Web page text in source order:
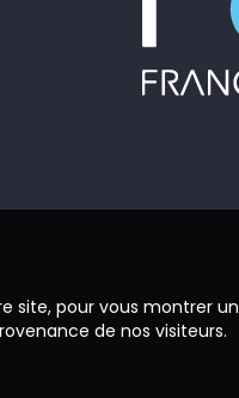
site, pour vous montrer un
de nos visiteurs.